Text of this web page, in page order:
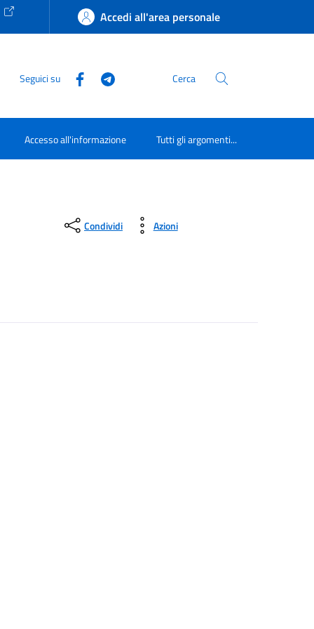
Accedi all'area personale
Seguici su Cerca
Accesso all'informazione Tutti gli argomenti...
Condividi Azioni